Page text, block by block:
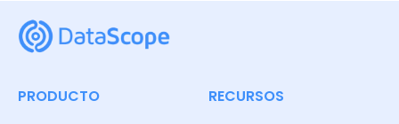
PRODUCTO RECURSOS